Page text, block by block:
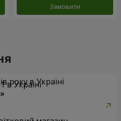
Замовити
року в Україні